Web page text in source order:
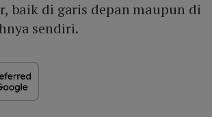
baik di garis depan maupun di
sendiri.